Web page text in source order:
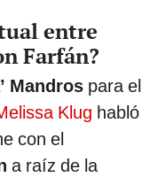
entre
Farfán?
Mandros para el
Klug habló
con el
a raíz de la